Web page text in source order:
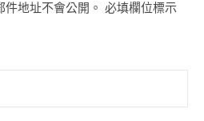
地址不會公開。 必填欄位標示